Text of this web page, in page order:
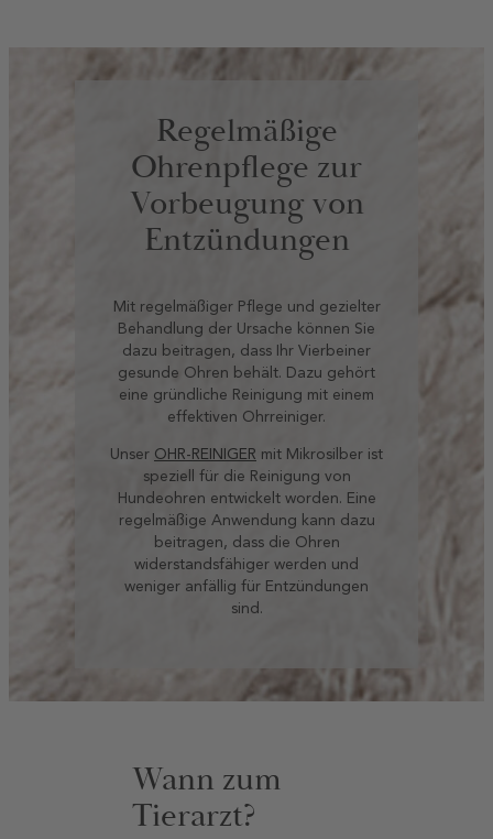
Regelmäßige
Ohrenpflege zur
Vorbeugung von
Entzündungen
Mit regelmäßiger Pflege und gezielter
Behandlung der Ursache können Sie
dazu beitragen, dass Ihr Vierbeiner
gesunde Ohren behält. Dazu gehört
eine gründliche Reinigung mit einem
effektiven Ohrreiniger.
Unser OHR-REINIGER mit Mikrosilber ist
speziell für die Reinigung von
Hundeohren entwickelt worden. Eine
regelmäßige Anwendung kann dazu
beitragen, dass die Ohren
widerstandsfähiger werden und
weniger anfällig für Entzündungen
sind.
Wann zum
Tierarzt?